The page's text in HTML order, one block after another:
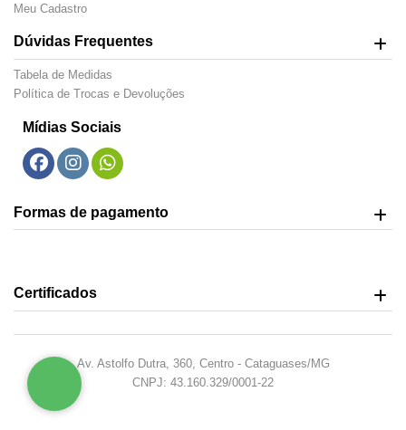
Meu Cadastro
Dúvidas Frequentes
Tabela de Medidas
Política de Trocas e Devoluções
Mídias Sociais
Formas de pagamento
Certificados
Av. Astolfo Dutra, 360, Centro - Cataguases/MG
CNPJ: 43.160.329/0001-22